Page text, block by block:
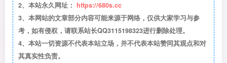
2、本站永久网址： https://680s.cc
3、本网站的文章部分内容可能来源于网络，仅供大家学习与参
考，如有侵权，请联系站长QQ3115198323进行删除处理。
4、本站一切资源不代表本站立场，并不代表本站赞同其观点和对
其真实性负责。